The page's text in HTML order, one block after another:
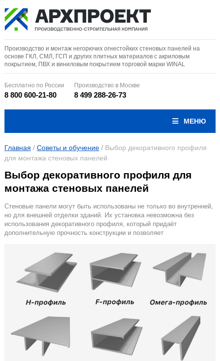
Производство и монтаж негорючих огнестойких стеновых панелей на
основе ГКЛ, СМЛ, ГСП и других плитных материалов с акриловым
покрытием, ПВХ и виниловым покрытием торговой марки WINAL
Бесплатно по России
8 800 600-21-80
Производство в Москве
8 499 288-26-73
МЕНЮ
Главная / Советы и обучение/ Выбор декоративного профиля
для монтажа стеновых панелей
Выбор декоративного профиля для
монтажа стеновых панелей
Стеновые панели могут быть использованы не только во внутренней,
но для внешней отделки зданий. Их установка невозможна без
использования декоративного профиля, который придаёт
дополнительную прочность конструкции и позволяет